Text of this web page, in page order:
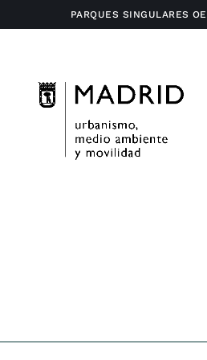
al
PARQUES SINGULARES